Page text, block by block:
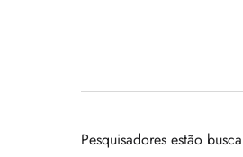
Pesquisadores estão